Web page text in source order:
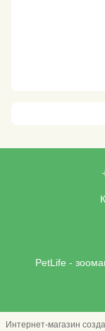
PetLife -
Интернет-магазин